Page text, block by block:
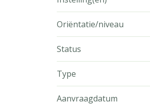
Oriëntatie/niveau
Status
Type
Aanvraagdatum